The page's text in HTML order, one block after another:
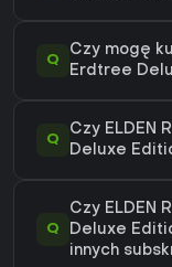
Q
Czy mogę
Erdtree
Q
Czy ELDEN
Deluxe
Q
Czy ELDEN
Deluxe
innych